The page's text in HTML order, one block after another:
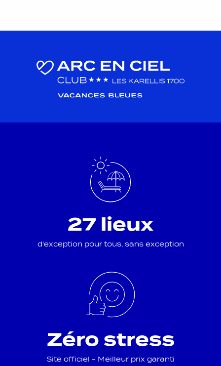
27 lieux
d'exception pour tous, sans exception
Zéro stress
Site officiel - Meilleur prix garanti